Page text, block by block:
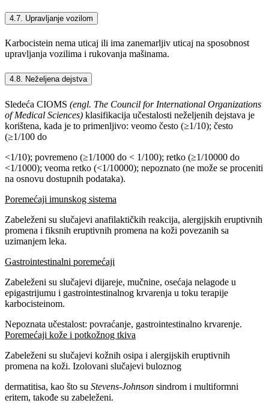
4.7. Upravljanje vozilom
Karbocistein nema uticaj ili ima zanemarljiv uticaj na sposobnost
upravljanja vozilima i rukovanja mašinama.
4.8. Neželjena dejstva
Sledeća CIOMS (engl. The Council for International Organizations
of Medical Sciences) klasifikacija učestalosti neželjenih dejstava je
korištena, kada je to primenljivo: veomo često (≥1/10); često
(≥1/100 do
<1/10); povremeno (≥1/1000 do < 1/100); retko (≥1/10000 do
<1/1000); veoma retko (<1/10000); nepoznato (ne može se proceniti
na osnovu dostupnih podataka).
Poremećaji imunskog sistema
Zabeleženi su slučajevi anafilaktičkih reakcija, alergijskih eruptivnih
promena i fiksnih eruptivnih promena na koži povezanih sa
uzimanjem leka.
Gastrointestinalni poremećaji
Zabeleženi su slučajevi dijareje, mučnine, osećaja nelagode u
epigastrijumu i gastrointestinalnog krvarenja u toku terapije
karbocisteinom.
Nepoznata učestalost: povraćanje, gastrointestinalno krvarenje.
Poremećaji kože i potkožnog tkiva
Zabeleženi su slučajevi kožnih osipa i alergijskih eruptivnih
promena na koži. Izolovani slučajevi buloznog
dermatitisa, kao što su Stevens-Johnson sindrom i multiformni
eritem, takođe su zabeleženi.